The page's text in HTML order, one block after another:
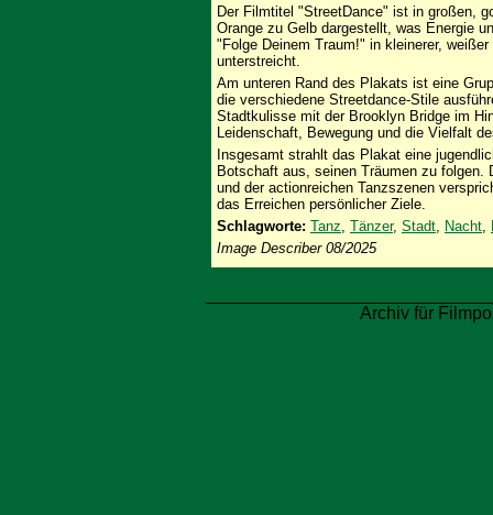
Der Filmtitel "StreetDance" ist in großen,
Orange zu Gelb dargestellt, was Energie
"Folge Deinem Traum!" in kleinerer,
unterstreicht.
Am unteren Rand des Plakats ist eine
die verschiedene Streetdance-Stile
Stadtkulisse mit der Brooklyn Bridge im
Leidenschaft, Bewegung und die Vielfalt
Insgesamt strahlt das Plakat eine
Botschaft aus, seinen Träumen zu folgen.
und der actionreichen Tanzszenen
das Erreichen persönlicher Ziele.
Schlagworte: Tanz, Tänzer, Stadt, Nacht,
Image Describer 08/2025
Archiv für